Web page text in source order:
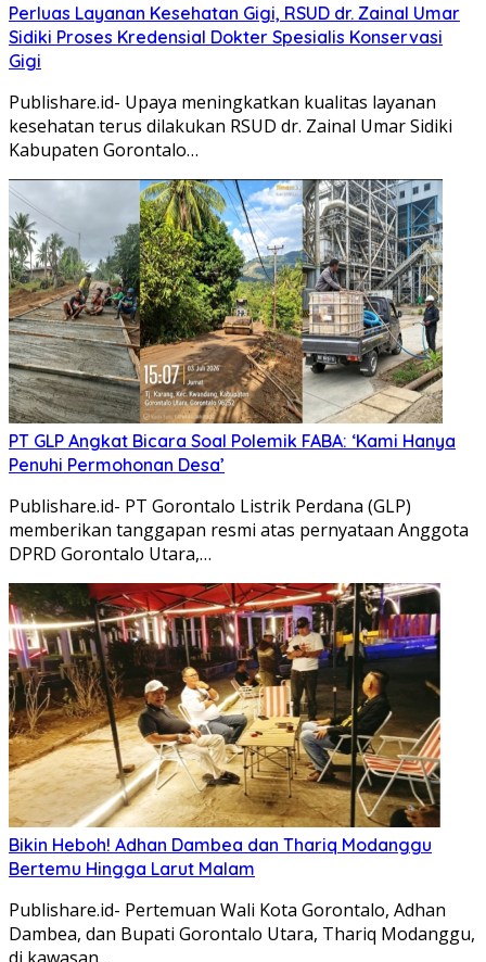
Perluas Layanan Kesehatan Gigi, RSUD dr. Zainal Umar
Sidiki Proses Kredensial Dokter Spesialis Konservasi
Gigi
Publishare.id- Upaya meningkatkan kualitas layanan
kesehatan terus dilakukan RSUD dr. Zainal Umar Sidiki
Kabupaten Gorontalo…
PT GLP Angkat Bicara Soal Polemik FABA: ‘Kami Hanya
Penuhi Permohonan Desa’
Publishare.id- PT Gorontalo Listrik Perdana (GLP)
memberikan tanggapan resmi atas pernyataan Anggota
DPRD Gorontalo Utara,…
Bikin Heboh! Adhan Dambea dan Thariq Modanggu
Bertemu Hingga Larut Malam
Publishare.id- Pertemuan Wali Kota Gorontalo, Adhan
Dambea, dan Bupati Gorontalo Utara, Thariq Modanggu,